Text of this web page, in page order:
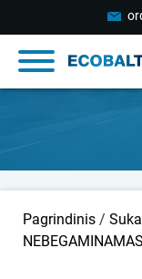
Pagrindinis /